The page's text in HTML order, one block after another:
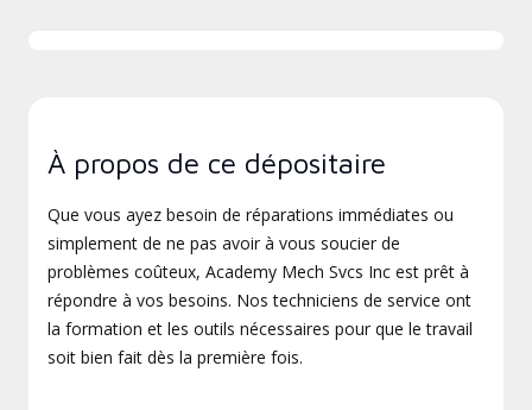
À propos de ce dépositaire
Que vous ayez besoin de réparations immédiates ou
simplement de ne pas avoir à vous soucier de
problèmes coûteux, Academy Mech Svcs Inc est prêt à
répondre à vos besoins. Nos techniciens de service ont
la formation et les outils nécessaires pour que le travail
soit bien fait dès la première fois.